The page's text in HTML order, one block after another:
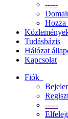
-----
Hozza
Tudásbázis
Hálózat
Kapcsolat
Fiók
-----